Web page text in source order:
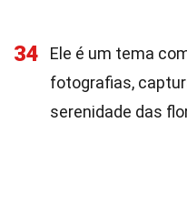
34
Ele é um tema
fotografias,
serenidade das